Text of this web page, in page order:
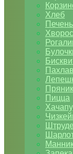
Хлеб
Пицца